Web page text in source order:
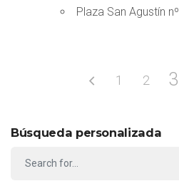
Plaza San Agustín
1 2 3
Búsqueda personalizada